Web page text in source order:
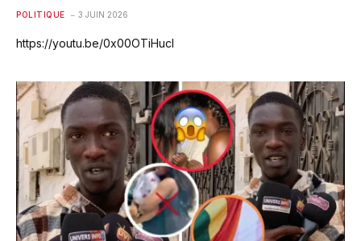
POLITIQUE 3 JUIN 2026
https://youtu.be/0x00OTiHucI